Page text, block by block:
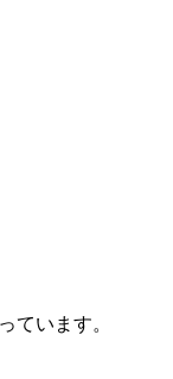
ています。